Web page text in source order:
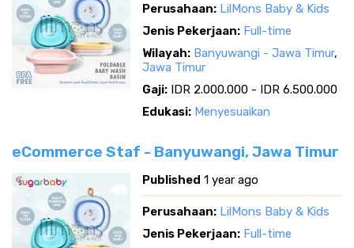
Perusahaan: LilMons Baby & Kids
Jenis Pekerjaan: Full-time
Wilayah: Banyuwangi - Jawa Timur,
Jawa Timur
Gaji: IDR 2.000.000 - IDR 6.500.000
Edukasi: Menyesuaikan
eCommerce Staf - Banyuwangi, Jawa Timur
Published 1 year ago
Perusahaan: LilMons Baby & Kids
Jenis Pekerjaan: Full-time